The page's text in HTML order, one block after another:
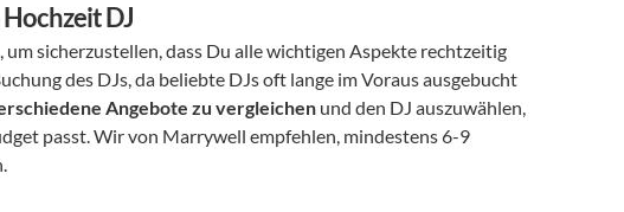
DJ
sicherzustellen, dass Du alle wichtigen Aspekte rechtzeitig
des DJs, da beliebte DJs oft lange im Voraus ausgebucht
Angebote zu vergleichen und den DJ auszuwählen,
passt. Wir von Marrywell empfehlen, mindestens 6-9